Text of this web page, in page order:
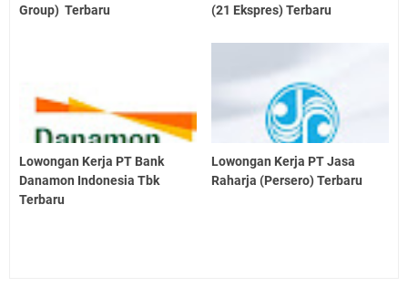
Group) Terbaru
(21 Ekspres) Terbaru
Lowongan Kerja PT Bank
Danamon Indonesia Tbk
Terbaru
Lowongan Kerja PT Jasa
Raharja (Persero) Terbaru